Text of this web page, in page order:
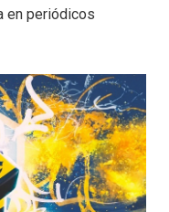
en periódicos